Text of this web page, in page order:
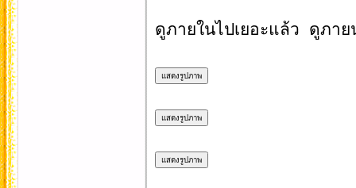
ดูภายในไปเยอะแล้ว ดูภาย